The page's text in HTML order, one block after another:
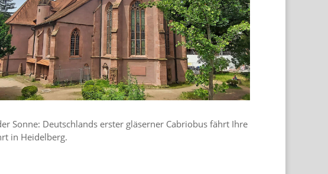
Sonne: Deutschlands erster gläserner Cabriobus fährt Ihre
in Heidelberg.